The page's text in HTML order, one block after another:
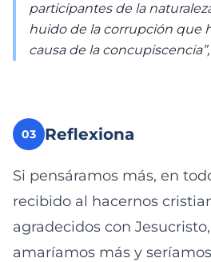
participantes de la
huido de la corrupción que
causa de la concupiscencia”,
03 Reflexiona
Si pensáramos más, en
recibido al hacernos
agradecidos con
amaríamos más y